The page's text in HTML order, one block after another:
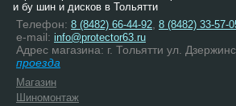
и бу шин и дисков в Тольятти
Телефон: 8 (8482) 66-44-92 8 (8482) 33-57-
e-mail: info@protector63.ru
Адрес магазина: г. Тольятти ул.
проезда
Магазин
Шиномонтаж